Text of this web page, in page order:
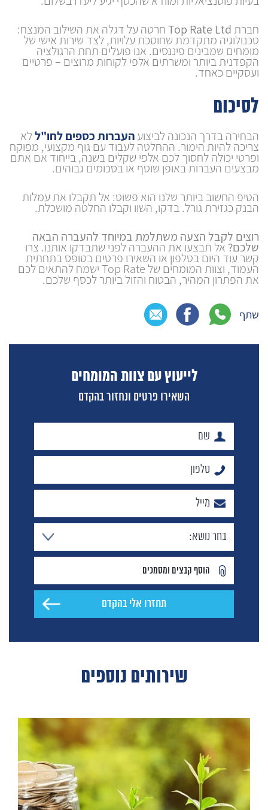
חברתTop Rate Ltdחרטה על דגלה את השילוב המנצח:
טכנולוגיה מתקדמת שחוסכת עלויות, לצד שירות אישי של
מומחים שמבינים פיננסים. אנו פועלים תחת הרגולציה
הקפדנית ביותר ומשרתים אלפי לקוחות מרוצים – פרטיים
ועסקיים כאחד.
לסיכום
הבחירה בדרך הנכונה לביצועהעברות כספים לחו"ללא
צריכה להיות הימור. ההחלטה לעבוד עם גוף מקצועי, מפוקח
ופרטי יכולה לחסוך לכם אלפי שקלים בשנה, בייחוד אם אתם
מבצעים העברות באופן שוטף או בסכומים גבוהים.
הטיפ החשוב ביותר שלנו הוא פשוט: אל תקבלו את עמלות
הבנק כגזירת גורל. בדקו, השוו וקבלו החלטה מושכלת.
רוצים לקבל הצעה משתלמת במיוחד להעברה הבאה
שלכם? אל תבצעו את ההעברה לפני שתבדקו אותנו. צרו
קשר עוד היום בטלפון או השאירו פרטים בטופס בתחתית
העמוד, וצוות המומחים של Top Rate ישמח להתאים לכם
את הפתרון המהיר, הבטוח והזול ביותר לכסף שלכם.
שתף
לייעוץ עם צוות המומחים
השאירו פרטים ונחזור בהקדם
הוסף קבצים ומסמכים
שירותים נוספים